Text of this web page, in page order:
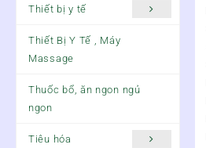
Thiết bị y tế
Thiết Bị Y Tế , Máy
Massage
Thuốc bổ, ăn ngon ngủ
ngon
Tiêu hóa